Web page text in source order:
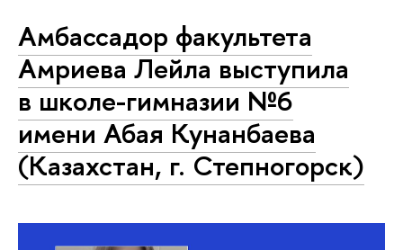
Амбассадор факультета
Амриева Лейла выступила
в школе-гимназии №6
имени Абая Кунанбаева
(Казахстан, г. Степногорск)